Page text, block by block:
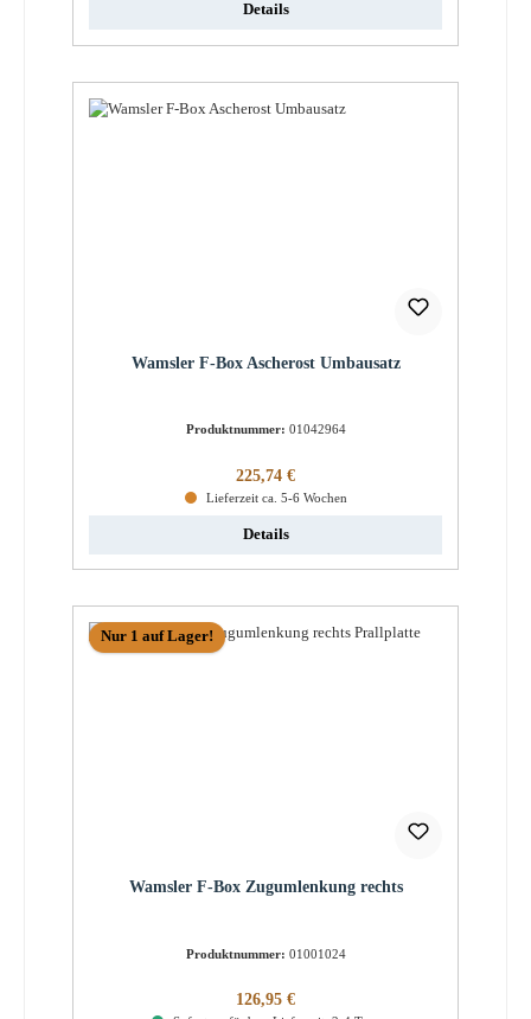
Details
Wamsler F-Box Ascherost Umbausatz
Produktnummer: 01042964
Regulärer Preis:
225,74 €
Lieferzeit ca. 5-6 Wochen
Details
Nur 1 auf Lager!
Wamsler F-Box Zugumlenkung rechts
Produktnummer: 01001024
Regulärer Preis:
126,95 €